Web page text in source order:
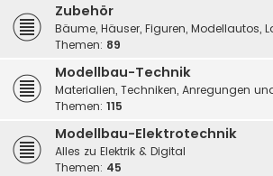
Zubehör
Bäume, Häuser, Figuren, Modellautos,
Themen: 89
Modellbau-Technik
Materialien, Techniken, Anregungen
Themen: 115
Modellbau-Elektrotechnik
Alles zu Elektrik & Digital
Themen: 45